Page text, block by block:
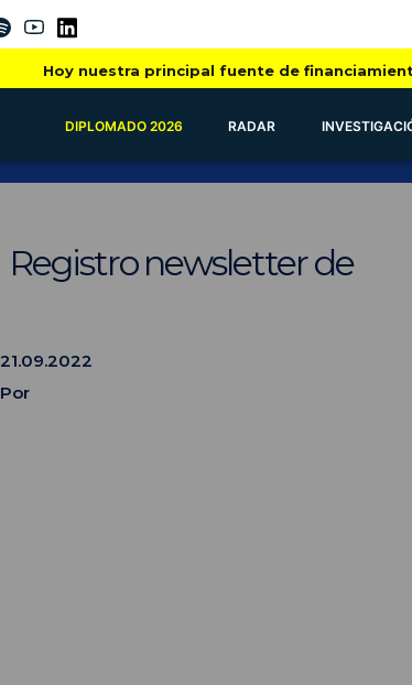
Hoy nuestra principal fuente de
DIPLOMADO 2026 RADAR
Registro newsletter de
21.09.2022
Por